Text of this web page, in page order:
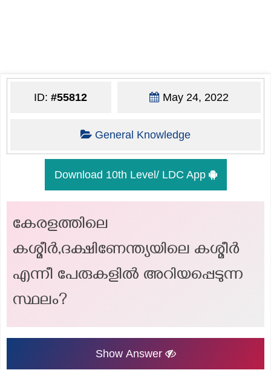
ID:#55812 May 24, 2022
General Knowledge
Download 10th Level/ LDC App
കേരളത്തിലെ
കശ്മീർ,ദക്ഷിണേന്ത്യയിലെ കശ്മീർ
എന്നീ പേരുകളിൽ അറിയപ്പെടുന്ന
സ്ഥലം?
Show Answer